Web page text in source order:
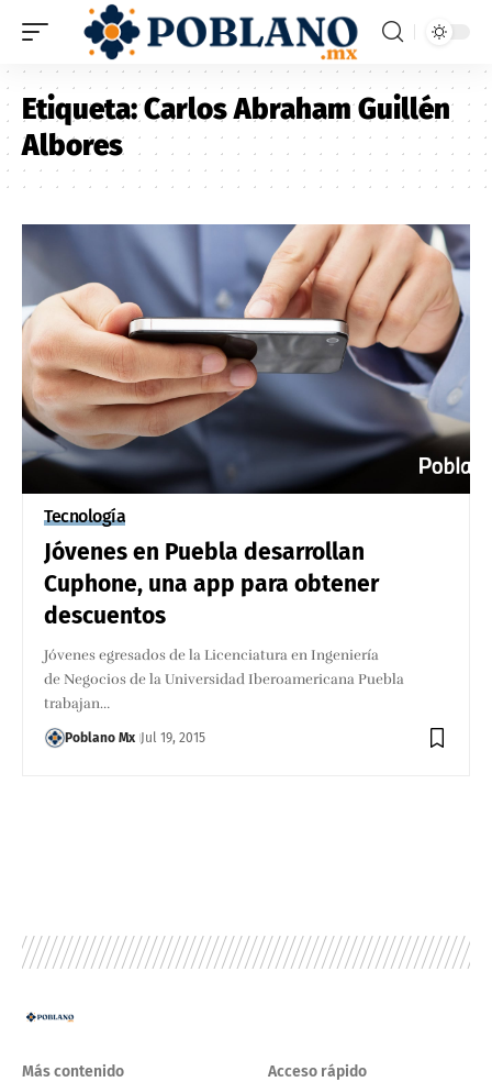
Etiqueta:Carlos Abraham Guillén
Albores
Tecnología
Jóvenes en Puebla desarrollan
Cuphone, una app para obtener
descuentos
Jóvenes egresados de la Licenciatura en Ingeniería
de Negocios de la Universidad Iberoamericana Puebla
trabajan…
Poblano Mx Jul 19, 2015
Más contenido Acceso rápido